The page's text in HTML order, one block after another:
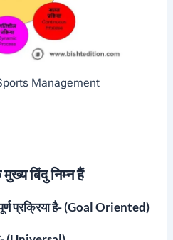
Management
बिंदु निम्न हैं
प्रक्रिया है- (Goal Oriented)